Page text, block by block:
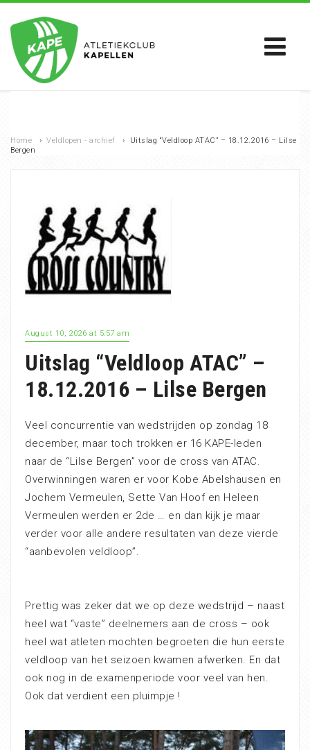
Home › Veldlopen - archief ›
Uitslag “Veldloop ATAC” – 18.12.2016 – Lilse
Bergen
August 10, 2026 at 5:57 am
Uitslag “Veldloop ATAC” –
18.12.2016 – Lilse Bergen
Veel concurrentie van wedstrijden op zondag 18
december, maar toch trokken er 16 KAPE-leden
naar de “Lilse Bergen” voor de cross van ATAC.
Overwinningen waren er voor Kobe Abelshausen en
Jochem Vermeulen, Sette Van Hoof en Heleen
Vermeulen werden er 2de … en dan kijk je maar
verder voor alle andere resultaten van deze vierde
“aanbevolen veldloop”.
Prettig was zeker dat we op deze wedstrijd – naast
heel wat “vaste” deelnemers aan de cross – ook
heel wat atleten mochten begroeten die hun eerste
veldloop van het seizoen kwamen afwerken. En dat
ook nog in de examenperiode voor veel van hen.
Ook dat verdient een pluimpje !